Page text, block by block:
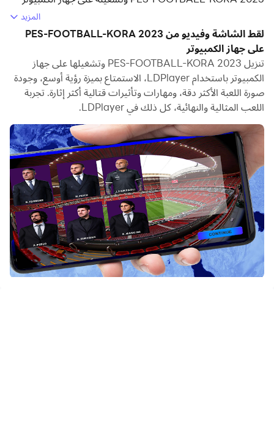
تشغيل PES-FOOTBALL-KORA 2023 على جهاز الكمبيوتر،
يمكنك التصفح بوضوح على شاشة كبيرة، كما أن التحكم في
التطبيقات باستخدام الماوس ولوحة المفاتيح أسرع بكثير من لمس
الشاشة، ولن داعي للقلق أبدًا بشأن قوة جهازك.
بفضل ميزات المثيلات المتعددة والمزامنة، يمكنك أيضًا تشغيل
تطبيقات وحسابات متعددة على جهاز الكمبيوتر الخاص بك.
تعمل وظيفة نقل الملفات بين المحاكي والكمبيوتر على تسهيل
مشاركة الصور ومقاطع الفيديو والملفات.
قم بتنزيل PES-FOOTBALL-KORA 2023 وتشغيله على جهاز
الكمبيوتر الآن واستمتع بالشاشة الكبيرة وجودة الصورة عالية
الوضوح لإصدار الكمبيوتر الشخصي!
PES-FOOTBALL-KORA 2023 es el mejor Juego de
fútbol para Juegos de preguntas، 2021/22، ¿Sabes las
المزيد
لقط الشاشة وفيديو من PES-FOOTBALL-KORA 2023
على جهاز الكمبيوتر
تنزيل PES-FOOTBALL-KORA 2023 وتشغيلها على جهاز
الكمبيوتر باستخدام LDPlayer، الاستمتاع بميزة رؤية أوسع، وجودة
صورة اللعبة الأكثر دقة، ومهارات وتأثيرات قتالية أكثر إثارة. تجربة
اللعب المثالية والنهائية، كل ذلك في LDPlayer.